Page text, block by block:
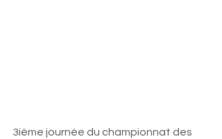
3ième journée du championnat des